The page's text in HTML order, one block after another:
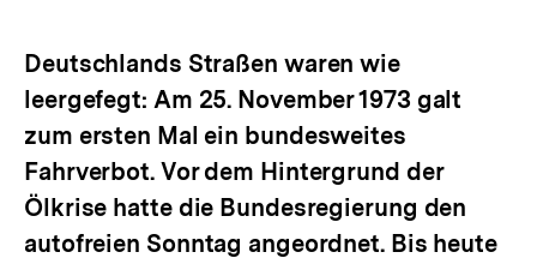
Deutschlands Straßen waren wie
leergefegt: Am 25. November 1973 galt
zum ersten Mal ein bundesweites
Fahrverbot. Vor dem Hintergrund der
Ölkrise hatte die Bundesregierung den
autofreien Sonntag angeordnet. Bis heute